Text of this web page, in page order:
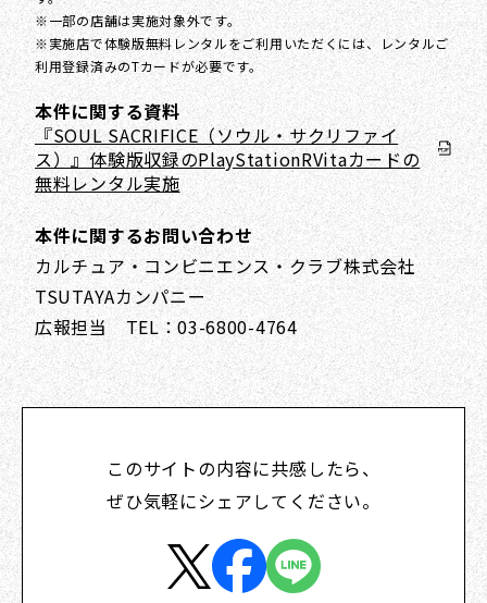
※一部の店舗は実施対象外です。
※実施店で体験版無料レンタルをご利用いただくには、レンタルご
利用登録済みのTカードが必要です。
本件に関する資料
『SOUL SACRIFICE（ソウル・サクリファイ
ス）』体験版収録のPlayStationRVitaカードの
無料レンタル実施
本件に関するお問い合わせ
カルチュア・コンビニエンス・クラブ株式会社
TSUTAYAカンパニー
広報担当 TEL：03-6800-4764
このサイトの内容に共感したら、
ぜひ気軽にシェアしてください。